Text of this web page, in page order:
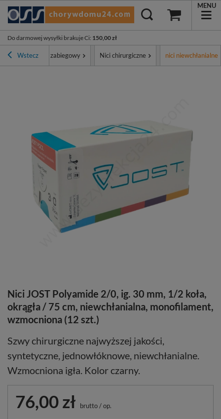
Do darmowej wysyłki brakuje Ci: 150,00 zł
MENU
WsteczSprzęt zabiegowy Nici chirurgiczne nici niewchłanialne
Nici JOST Polyamide 2/0, ig. 30 mm, 1/2 koła,
okrągła / 75 cm, niewchłanialna, monofilament,
wzmocniona (12 szt.)
Szwy chirurgiczne najwyższej jakości,
syntetyczne, jednowłóknowe, niewchłanialne.
Wzmocniona igła. Kolor czarny.
76,00 zł brutto/op.